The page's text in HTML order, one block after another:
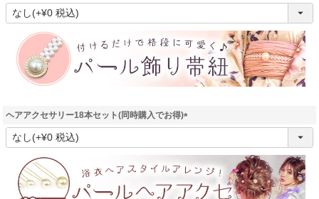
(
ヘアアクセサリー18本セット(同時購入でお得)
(
須
)